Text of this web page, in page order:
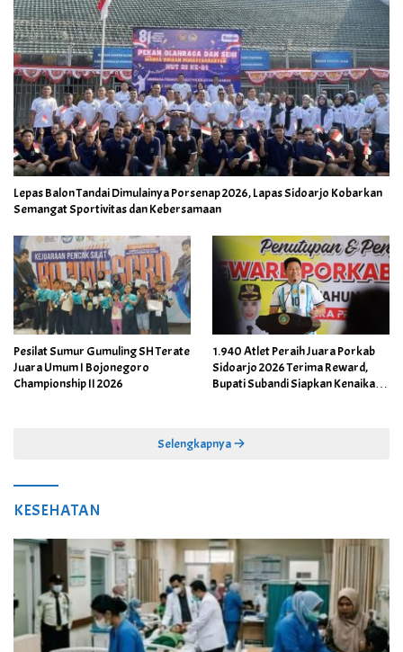
Lepas Balon Tandai Dimulainya Porsenap 2026, Lapas Sidoarjo Kobarkan
Semangat Sportivitas dan Kebersamaan
Pesilat Sumur Gumuling SH Terate
Juara Umum I Bojonegoro
Championship II 2026
1.940 Atlet Peraih Juara Porkab
Sidoarjo 2026 Terima Reward,
Bupati Subandi Siapkan Kenaikan
Selengkapnya
KESEHATAN